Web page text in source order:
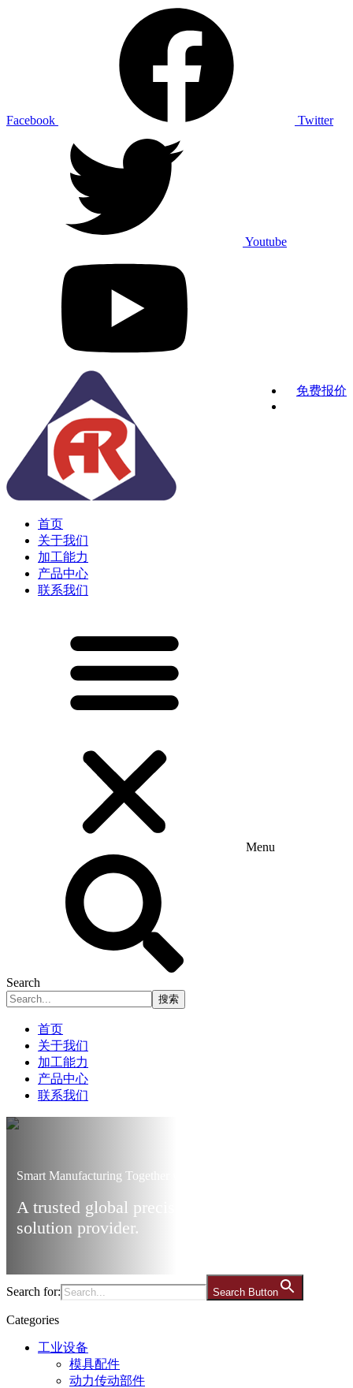
Facebook Twitter
Youtube
免费报价
首页
关于我们
加工能力
产品中心
联系我们
Menu
Search
搜索
首页
关于我们
加工能力
产品中心
联系我们
Smart Manufacturing Together with Ares
A trusted global precision manufacturing
solution provider.
Search for: Search Button
Categories
工业设备
模具配件
动力传动部件